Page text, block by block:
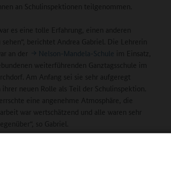
an Schulinspektionen teilgenommen.
es eine tolle Erfahrung, einen anderen
sehen“, berichtet Andrea Gabriel. Die Lehrerin
an der
Nelson-Mandela-Schule
im Einsatz,
weiterführenden Ganztagsschule im
Am Anfang sei sie sehr aufgeregt
neuen Rolle als Teil der Schulinspektion.
eine angenehme Atmosphäre, die
war wertschätzend und alle waren sehr
so Gabriel.
das liegen könnte: „Wir haben immer